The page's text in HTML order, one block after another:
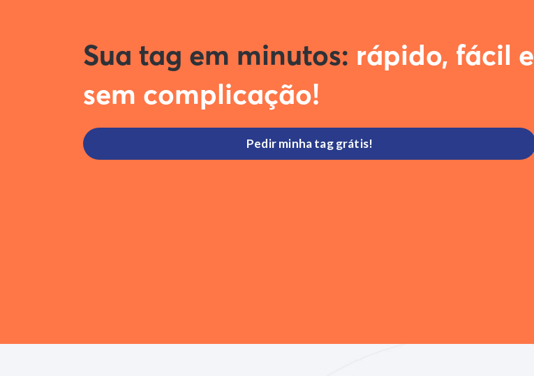
Sua tag em minutos: rápido, fácil e
sem complicação!
Pedir minha tag grátis!
Faça o pedido online da sua tag
utilizando um cartão de crédito ou
Ao receber sua tag, acesse o App
ConectCar para confirmar que ela está